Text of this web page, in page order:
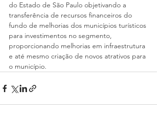
do Estado de São Paulo objetivando a
transferência de recursos financeiros do
fundo de melhorias dos municípios turísticos
para investimentos no segmento,
proporcionando melhorias em infraestrutura
e até mesmo criação de novos atrativos para
o município.